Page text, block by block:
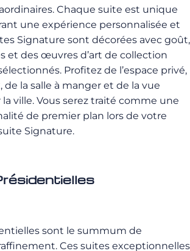
Chaque suite est unique
une expérience personnalisée et
Signature sont décorées avec goût,
et des œuvres d’art de collection
Profitez de l’espace privé,
de la salle à manger et de la vue
ville. Vous serez traité comme une
de premier plan lors de votre
Signature.
sont le summum de
Ces suites exceptionnelles